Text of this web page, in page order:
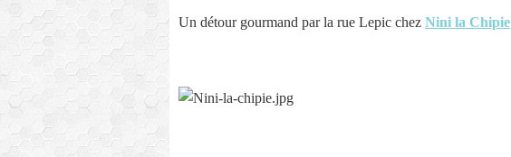
Un détour gourmand par la rue Lepic chez Nini la Chipie